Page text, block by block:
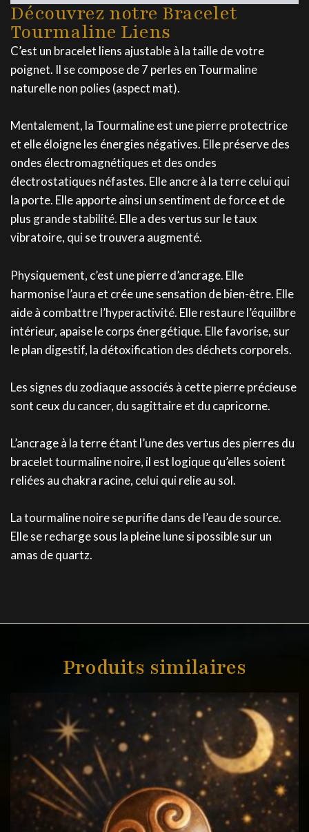
Découvrez notre Bracelet
Tourmaline Liens
C’est un bracelet liens ajustable à la taille de votre
poignet. Il se compose de 7 perles en Tourmaline
naturelle non polies (aspect mat).
Mentalement, la Tourmaline est une pierre protectrice
et elle éloigne les énergies négatives. Elle préserve des
ondes électromagnétiques et des ondes
électrostatiques néfastes. Elle ancre à la terre celui qui
la porte. Elle apporte ainsi un sentiment de force et de
plus grande stabilité. Elle a des vertus sur le taux
vibratoire, qui se trouvera augmenté.
Physiquement, c’est une pierre d’ancrage. Elle
harmonise l’aura et crée une sensation de bien-être. Elle
aide à combattre l’hyperactivité. Elle restaure l’équilibre
intérieur, apaise le corps énergétique. Elle favorise, sur
le plan digestif, la détoxification des déchets corporels.
Les signes du zodiaque associés à cette pierre précieuse
sont ceux du cancer, du sagittaire et du capricorne.
L’ancrage à la terre étant l’une des vertus des pierres du
bracelet tourmaline noire, il est logique qu’elles soient
reliées au chakra racine, celui qui relie au sol.
La tourmaline noire se purifie dans de l’eau de source.
Elle se recharge sous la pleine lune si possible sur un
amas de quartz.
Produits similaires